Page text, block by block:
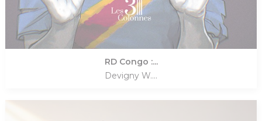
RD Congo :...
Devigny W....